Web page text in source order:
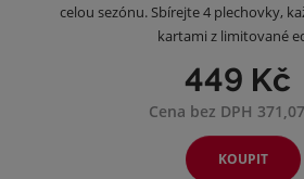
celou sezónu. Sbírejte 4 plechovky,
kartami z limitované
449 Kč
Cena bez DPH
KOUPIT